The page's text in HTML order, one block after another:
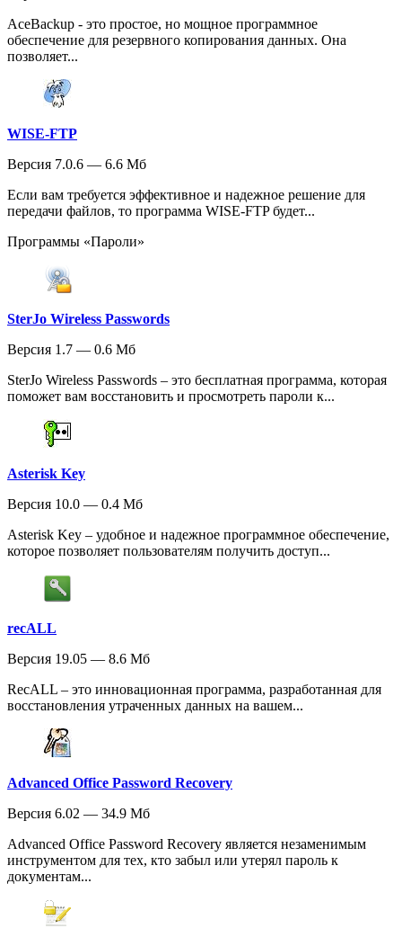
AceBackup - это простое, но мощное программное
обеспечение для резервного копирования данных. Она
позволяет...
WISE-FTP
Версия 7.0.6 — 6.6 Мб
Если вам требуется эффективное и надежное решение для
передачи файлов, то программа WISE-FTP будет...
Программы «Пароли»
SterJo Wireless Passwords
Версия 1.7 — 0.6 Мб
SterJo Wireless Passwords – это бесплатная программа, которая
поможет вам восстановить и просмотреть пароли к...
Asterisk Key
Версия 10.0 — 0.4 Мб
Asterisk Key – удобное и надежное программное обеспечение,
которое позволяет пользователям получить доступ...
recALL
Версия 19.05 — 8.6 Мб
RecALL – это инновационная программа, разработанная для
восстановления утраченных данных на вашем...
Advanced Office Password Recovery
Версия 6.02 — 34.9 Мб
Advanced Office Password Recovery является незаменимым
инструментом для тех, кто забыл или утерял пароль к
документам...